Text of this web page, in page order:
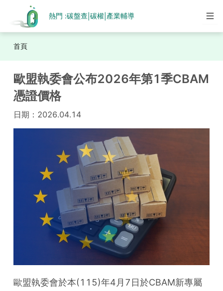
熱門 :碳盤查 碳權| 產業輔導
首頁
歐盟執委會公布2026年第1季CBAM
憑證價格
日期： 2026.04.14
歐盟執委會於本(115)年4月7日於CBAM新專屬